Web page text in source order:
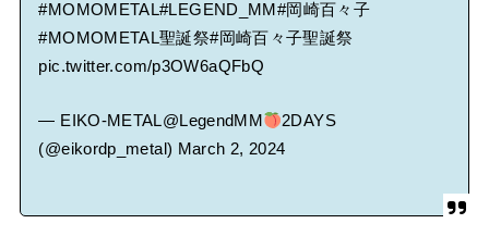
#MOMOMETAL#LEGEND_MM #岡崎百々子
#MOMOMETAL聖誕祭#岡崎百々子聖誕祭
pic.twitter.com/p3OW6aQFbQ
— EIKO-METAL@LegendMM
2DAYS
(@eikordp_metal) March 2, 2024